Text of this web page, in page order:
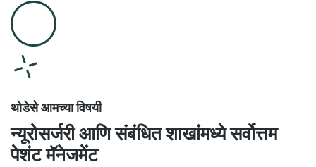
थोडेसे आमच्या विषयी
न्यूरोसर्जरी आणि संबंधित शाखांमध्ये सर्वोत्तम
पेशंट मॅनेजमेंट